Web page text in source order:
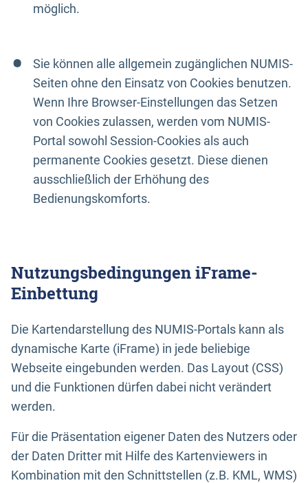
möglich.
Sie können alle allgemein zugänglichen NUMIS-
Seiten ohne den Einsatz von Cookies benutzen.
Wenn Ihre Browser-Einstellungen das Setzen
von Cookies zulassen, werden vom NUMIS-
Portal sowohl Session-Cookies als auch
permanente Cookies gesetzt. Diese dienen
ausschließlich der Erhöhung des
Bedienungskomforts.
Nutzungsbedingungen iFrame-
Einbettung
Die Kartendarstellung des NUMIS-Portals kann als
dynamische Karte (iFrame) in jede beliebige
Webseite eingebunden werden. Das Layout (CSS)
und die Funktionen dürfen dabei nicht verändert
werden.
Für die Präsentation eigener Daten des Nutzers oder
der Daten Dritter mit Hilfe des Kartenviewers in
Kombination mit den Schnittstellen (z.B. KML, WMS)